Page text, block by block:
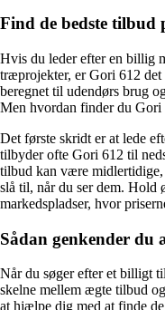
Find de bedste tilbud
Hvis du leder efter en billig
træprojekter, er Gori 612
beregnet til udendørs brug
Men hvordan finder du Gori
Det første skridt er at lede
tilbyder ofte Gori 612 til
tilbud kan være
slå til, når du ser dem. Hold
markedspladser, hvor
Sådan genkender du
Når du søger efter et billigt
skelne mellem ægte tilbud
at hjælpe dig med at finde de